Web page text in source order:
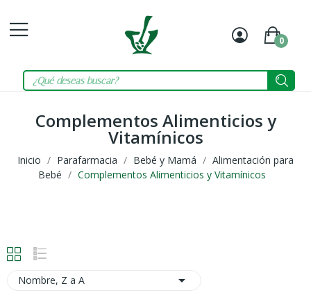
Mi
0
Complementos Alimenticios y
Vitamínicos
Inicio Parafarmacia Bebé y Mamá
Alimentación para
Bebé
Complementos Alimenticios y Vitamínicos
Nombre, Z a A 